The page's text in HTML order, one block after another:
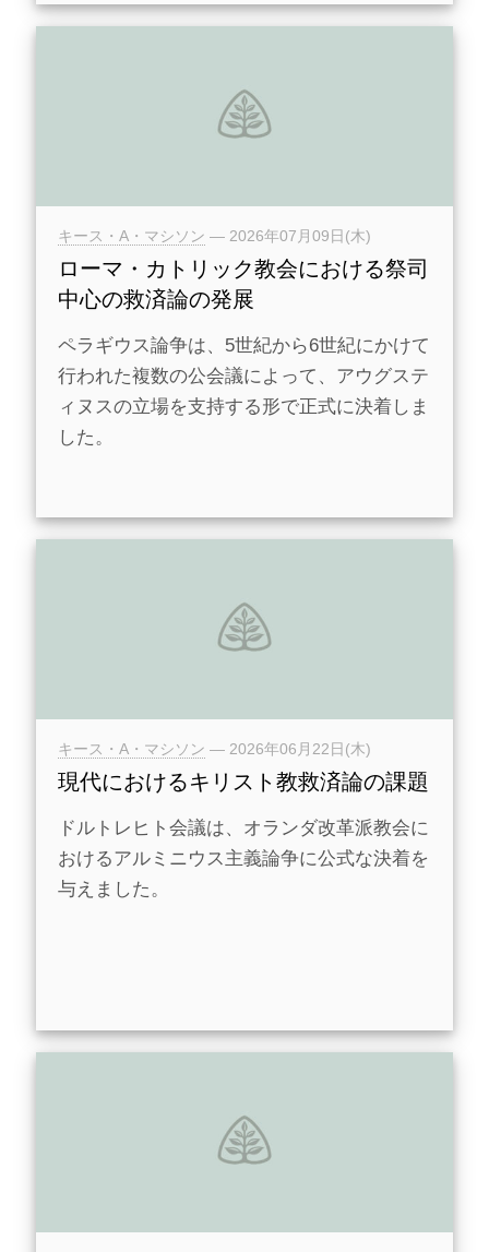
キース・A・マシソン — 2026年07月09日(木)
ローマ・カトリック教会における祭司
中心の救済論の発展
ペラギウス論争は、5世紀から6世紀にかけて
行われた複数の公会議によって、アウグステ
ィヌスの立場を支持する形で正式に決着しま
した。
キース・A・マシソン — 2026年06月22日(木)
現代におけるキリスト教救済論の課題
ドルトレヒト会議は、オランダ改革派教会に
おけるアルミニウス主義論争に公式な決着を
与えました。